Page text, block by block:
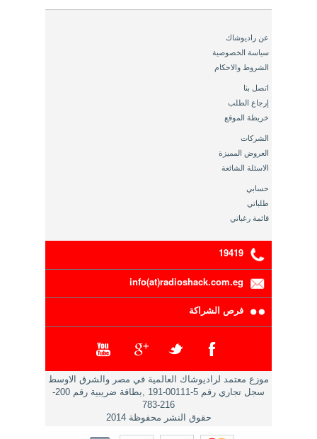
عن راديوشاك
سياسة الخصوصية
الشروط والاحكام
اتصل بنا
إرجاع الطلب
خريطة الموقع
الشركات
العروض المميزة
الاسئلة الشائعة
حسابي
طلباتي
قائمة رغباتي
19419
info(at)radioshack.com.eg
فرص الشراكة
موزع معتمد لراديوشاك العالمية في مصر والشرق الاوسط
سجل تجاري رقم 5-00111-191 ,بطاقة ضريبية رقم 200-
216-783
حقوق النشر محفوظة 2014